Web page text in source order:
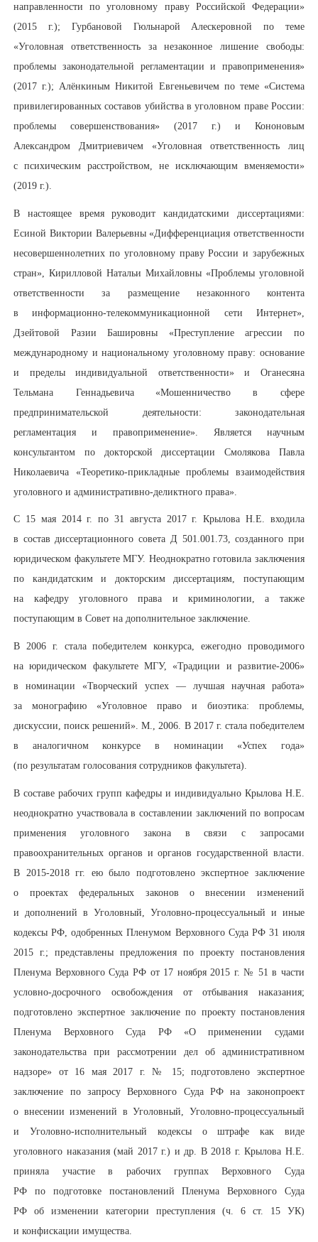
направленности по уголовному праву Российской Федерации»
(2015 г.); Гурбановой Гюльнарой Алескеровной по теме
«Уголовная ответственность за незаконное лишение свободы:
проблемы законодательной регламентации и правоприменения»
(2017 г.); Алёнкиным Никитой Евгеньевичем по теме «Система
привилегированных составов убийства в уголовном праве России:
проблемы совершенствования» (2017 г.) и Кононовым
Александром Дмитриевичем «Уголовная ответственность лиц
с психическим расстройством, не исключающим вменяемости»
(2019 г.).
В настоящее время руководит кандидатскими диссертациями:
Есиной Виктории Валерьевны «Дифференциация ответственности
несовершеннолетних по уголовному праву России и зарубежных
стран», Кирилловой Натальи Михайловны «Проблемы уголовной
ответственности за размещение незаконного контента
в информационно-телекоммуникационной сети Интернет»,
Дзейтовой Разии Башировны «Преступление агрессии по
международному и национальному уголовному праву: основание
и пределы индивидуальной ответственности» и Оганесяна
Тельмана Геннадьевича
«Мошенничество в сфере
предпринимательской деятельности: законодательная
регламентация и правоприменение». Является научным
консультантом по докторской диссертации Смолякова Павла
Николаевича «Теоретико-прикладные проблемы взаимодействия
уголовного и административно-деликтного права».
С 15 мая 2014 г. по 31 августа 2017 г. Крылова Н.Е. входила
в состав диссертационного совета Д 501.001.73, созданного при
юридическом факультете МГУ. Неоднократно готовила заключения
по кандидатским и докторским диссертациям, поступающим
на кафедру уголовного права и криминологии, а также
поступающим в Совет на дополнительное заключение.
В 2006 г. стала победителем конкурса, ежегодно проводимого
на юридическом факультете МГУ, «Традиции и развитие-2006»
в номинации «Творческий успех — лучшая научная работа»
за монографию «Уголовное право и биоэтика: проблемы,
дискуссии, поиск решений». М., 2006. В 2017 г. стала победителем
в аналогичном конкурсе в номинации «Успех года»
(по результатам голосования сотрудников факультета).
В составе рабочих групп кафедры и индивидуально Крылова Н.Е.
неоднократно участвовала в составлении заключений по вопросам
применения уголовного закона в связи с запросами
правоохранительных органов и органов государственной власти.
В 2015-2018 гг. ею было подготовлено экспертное заключение
о проектах федеральных законов о внесении изменений
и дополнений в Уголовный, Уголовно-процессуальный и иные
кодексы РФ, одобренных Пленумом Верховного Суда РФ 31 июля
2015 г.; представлены предложения по проекту постановления
Пленума Верховного Суда РФ от 17 ноября 2015 г. № 51 в части
условно-досрочного освобождения от отбывания наказания;
подготовлено экспертное заключение по проекту постановления
Пленума Верховного Суда РФ «О применении судами
законодательства при рассмотрении дел об административном
надзоре» от 16 мая 2017 г. № 15; подготовлено экспертное
заключение по запросу Верховного Суда РФ на законопроект
о внесении изменений в Уголовный, Уголовно-процессуальный
и Уголовно-исполнительный кодексы о штрафе как виде
уголовного наказания (май 2017 г.) и др. В 2018 г. Крылова Н.Е.
приняла участие в рабочих группах Верховного Суда
РФ по подготовке постановлений Пленума Верховного Суда
РФ об изменении категории преступления (ч. 6 ст. 15 УК)
и конфискации имущества.